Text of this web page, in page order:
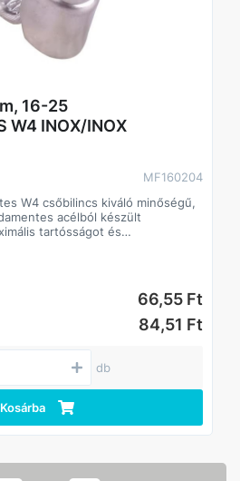
16-25
W4 INOX/INOX
MF160204
W4 csőbilincs kiváló minőségű,
acélból készült
tartósságot és
környezeti körülményeknek
acél (W4) – a ház, a szorítósáv és a
biztos tartást és kiegyensúlyozott
élettartam – ipari és
kivitel a pontos
66,55 Ft
84,51 Ft
db
Kosárba